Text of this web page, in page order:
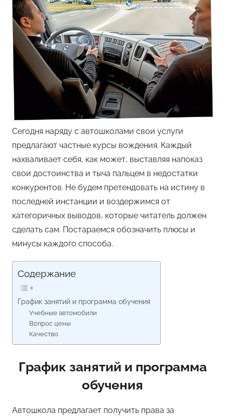
Сегодня наряду с автошколами свои услуги
предлагают частные курсы вождения. Каждый
нахваливает себя, как может, выставляя напоказ
свои достоинства и тыча пальцем в недостатки
конкурентов. Не будем претендовать на истину в
последней инстанции и воздержимся от
категоричных выводов, которые читатель должен
сделать сам. Постараемся обозначить плюсы и
минусы каждого способа.
Содержание
График занятий и программа обучения
Учебные автомобили
Вопрос цены
Качество
График занятий и программа
обучения
Автошкола предлагает получить права за